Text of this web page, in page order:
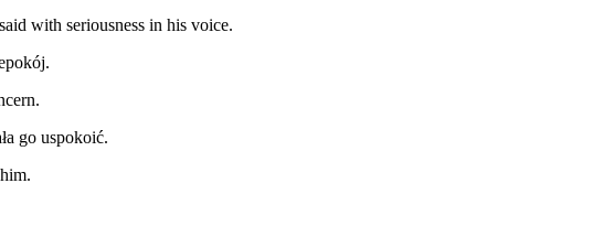
with seriousness in his voice.
go uspokoić.